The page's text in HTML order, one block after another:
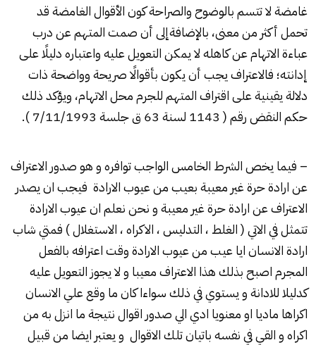
غامضة لا تتسم بالوضوح والصراحة كون الأقوال الغامضة قد
تحمل أكثر من معنى، بالإضافةإلى أن صمت المتهم عن درب
عباءة الاتهام عن كاهله لا يمكن التعويل عليه واعتباره دليلًا على
إدانته؛ فالاعتراف يجب أن يكون بأقوالًا صريحة وواضحة ذات
دلالة يقينية على اقتراف المتهم للجرم محل الاتهام، ويؤكد ذلك
حكم النقض رقم ( 1143 لسنة 63 ق جلسة 7/11/1993 ).
– فيما يخص الشرط الخامس الواجب توافره و هو صدور الاعتراف
عن ارادة حرة غير معيبة بعيب من عيوب الارادة فيجب ان يصدر
الاعتراف عن ارادة حرة غير معيبة و نحن نعلم ان عيوب الارادة
تتمثل في الاتي ( الغلط ، التدليس ، الاكراه ، الاستغلال ) فمتي شاب
ارادة الانسان ايا عيب من عيوب الارادة وقت اعترافه بالفعل
المجرم اصبح بذلك هذا الاعتراف معيبا و لا يجوز التعويل عليه
كدليلا للادانة و يستوي في ذلك سواءا كان ما وقع علي الانسان
اكراها ماديا او معنويا ادي الي صدور اقوال نتيجة ما انزل به من
اكراه و القي في نفسه باتيان تلك الاقوال و يعتبر ايضا من قبيل